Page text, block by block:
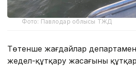
Фото: Павлодар облысы ТЖД
Төтенше жағдайлар
жедел-құтқару жасағының